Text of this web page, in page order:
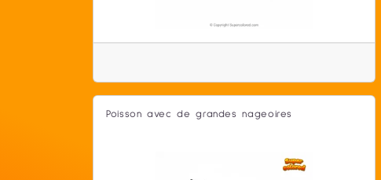
Poisson avec de grandes nageoires